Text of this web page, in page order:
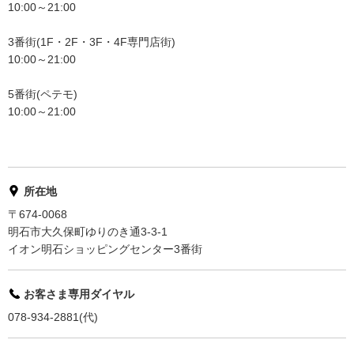
10:00～21:00
3番街(1F・2F・3F・4F専門店街)
10:00～21:00
5番街(ペテモ)
10:00～21:00
所在地
〒674-0068
明石市大久保町ゆりのき通3-3-1
イオン明石ショッピングセンター3番街
お客さま専用ダイヤル
078-934-2881(代)